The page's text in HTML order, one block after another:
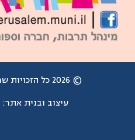
© 2026 כל הזכויות שמורות למקום לשירה
עיצוב ובנית אתר: